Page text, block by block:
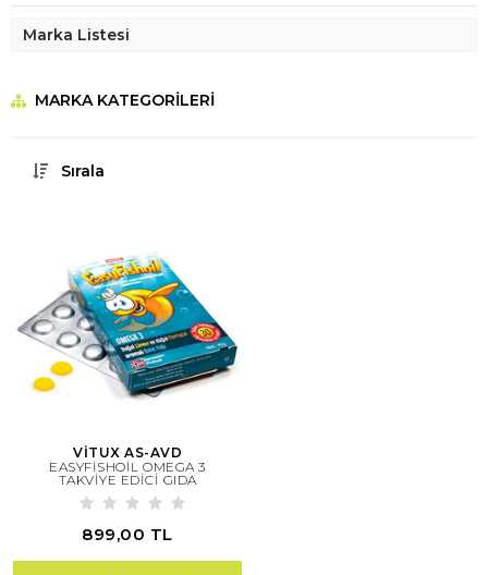
Marka Listesi
MARKA KATEGORILERI
Sırala
VİTUX AS-AVD
EASYFİSHOİL OMEGA 3
TAKVİYE EDİCİ GIDA
899,00 TL